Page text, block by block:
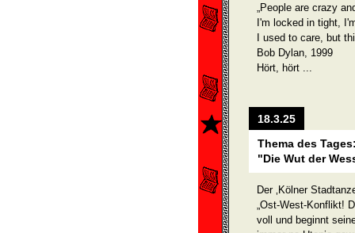
„People are crazy
I'm locked in tight,
I used to care, but
Bob Dylan, 1999
Hört, hört ...
18.3.25
Thema des
"Die Wut der
Der ‚Kölner
„Ost-West-Konflikt!
voll und beginnt